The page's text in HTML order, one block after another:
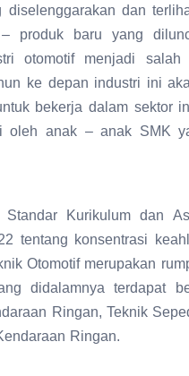
dan
produk baru yang
otomotif menjadi
ke depan industri ini
bekerja dalam sektor
oleh anak – anak SMK
Kurikulum dan
tentang konsentrasi
Otomotif merupakan
didalamnya terdapat
Ringan, Teknik
Ringan.